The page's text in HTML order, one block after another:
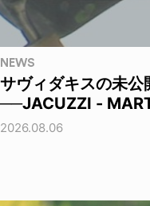
NEWS
サヴィダキスの未公
──JACUZZI -
2026.08.06